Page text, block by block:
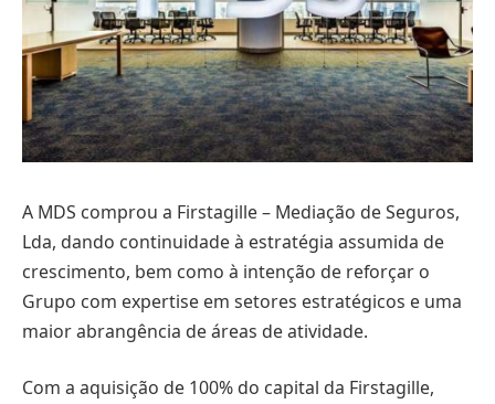
A MDS comprou a Firstagille – Mediação de Seguros,
Lda, dando continuidade à estratégia assumida de
crescimento, bem como à intenção de reforçar o
Grupo com expertise em setores estratégicos e uma
maior abrangência de áreas de atividade.
Com a aquisição de 100% do capital da Firstagille,